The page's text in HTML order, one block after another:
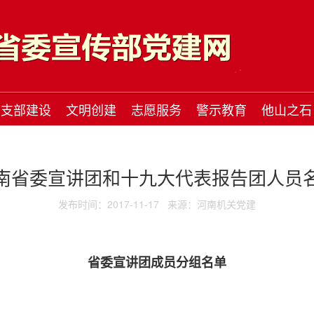
支部建设 文明创建 志愿服务 警示教育 他山之石
省委宣讲团和十九大代表报告团人员
发布时间：2017-11-17 来源：河南机关党建
省委宣讲团成员分组名单